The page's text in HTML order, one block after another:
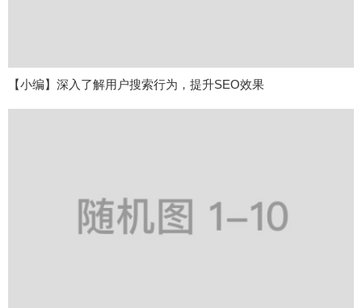
【小编】深入了解用户搜索行为，提升SEO效果